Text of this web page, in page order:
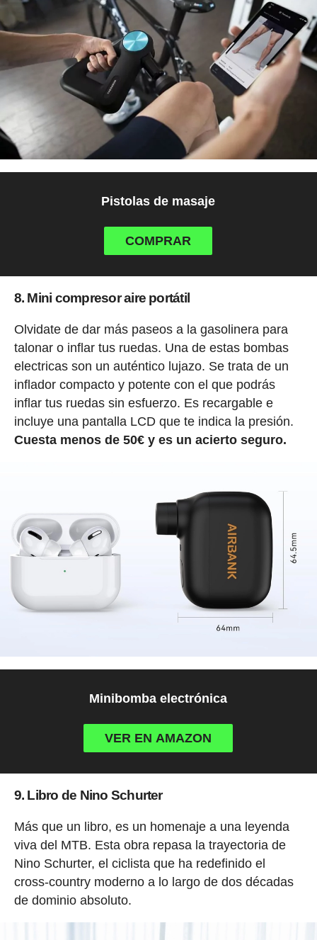
Pistolas de masaje
COMPRAR
8. Mini compresor aire portátil
Olvidate de dar más paseos a la gasolinera para
talonar o inflar tus ruedas. Una de estas bombas
electricas son un auténtico lujazo. Se trata de un
inflador compacto y potente con el que podrás
inflar tus ruedas sin esfuerzo. Es recargable e
incluye una pantalla LCD que te indica la presión.
Cuesta menos de 50€ y es un acierto seguro.
Minibomba electrónica
VER EN AMAZON
9. Libro de Nino Schurter
Más que un libro, es un homenaje a una leyenda
viva del MTB. Esta obra repasa la trayectoria de
Nino Schurter, el ciclista que ha redefinido el
cross-country moderno a lo largo de dos décadas
de dominio absoluto.